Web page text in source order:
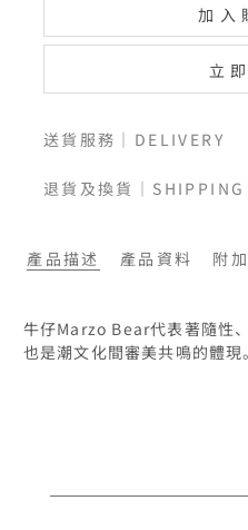
加入
立
送貨服務｜DELIVERY
退貨及換貨｜
產品描述 產品資料 附
牛仔Marzo Bear代表著隨性
也是潮文化間審美共鳴的體現。